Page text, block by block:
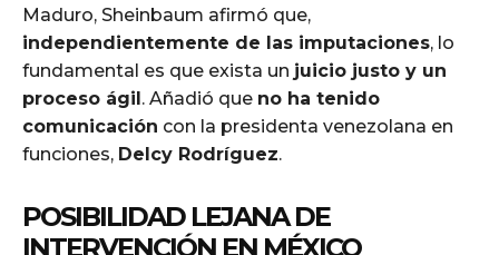
Maduro, Sheinbaum afirmó que,
independientemente de las imputaciones, lo
fundamental es que exista un juicio justo y un
proceso ágil. Añadió que no ha tenido
comunicación con la presidenta venezolana en
funciones, Delcy Rodríguez.
POSIBILIDAD LEJANA DE
INTERVENCIÓN EN MÉXICO